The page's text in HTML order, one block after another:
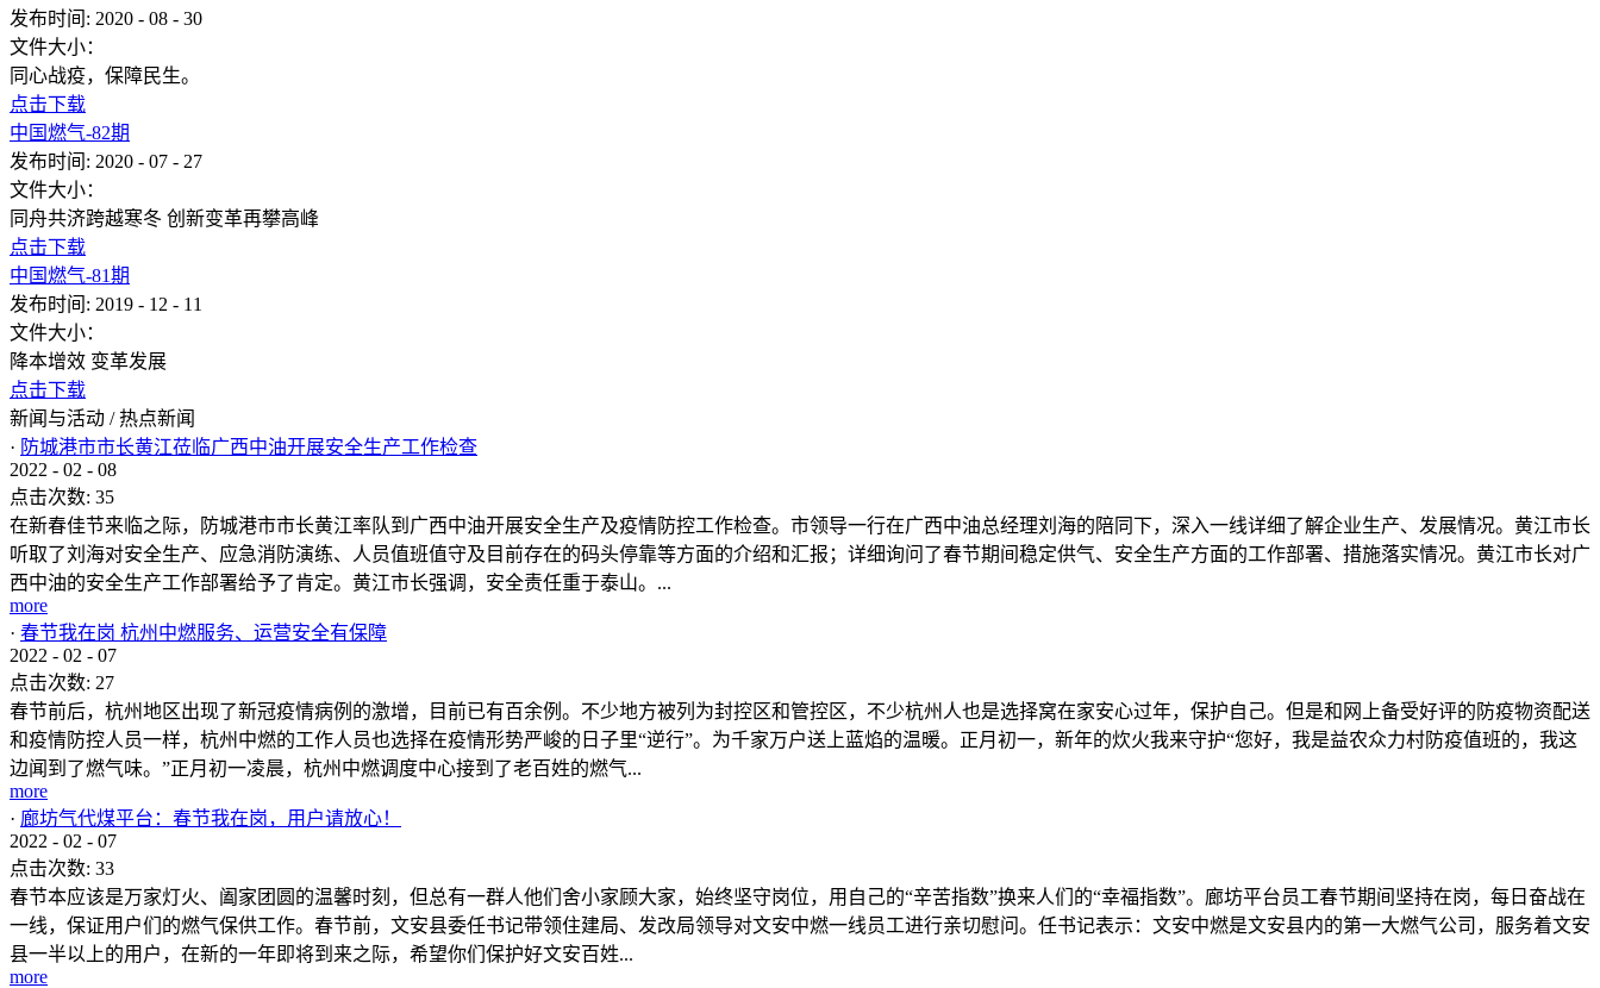
发布时间: 2020 - 08 - 30
文件大小：
同心战疫，保障民生。
点击下载
中国燃气-82期
发布时间: 2020 - 07 - 27
文件大小：
同舟共济跨越寒冬 创新变革再攀高峰
点击下载
中国燃气-81期
发布时间: 2019 - 12 - 11
文件大小：
降本增效 变革发展
点击下载
新闻与活动 / 热点新闻
· 防城港市市长黄江莅临广西中油开展安全生产工作检查
2022 - 02 - 08
点击次数: 35
在新春佳节来临之际，防城港市市长黄江率队到广西中油开展安全生产及疫情防控工作检查。市领导一行在广西中油总经理刘海的陪同下，深入一线详细了解企业生产、发展情况。黄江市长
听取了刘海对安全生产、应急消防演练、人员值班值守及目前存在的码头停靠等方面的介绍和汇报；详细询问了春节期间稳定供气、安全生产方面的工作部署、措施落实情况。黄江市长对广
西中油的安全生产工作部署给予了肯定。黄江市长强调，安全责任重于泰山。...
more
· 春节我在岗 杭州中燃服务、运营安全有保障
2022 - 02 - 07
点击次数: 27
春节前后，杭州地区出现了新冠疫情病例的激增，目前已有百余例。不少地方被列为封控区和管控区，不少杭州人也是选择窝在家安心过年，保护自己。但是和网上备受好评的防疫物资配送
和疫情防控人员一样，杭州中燃的工作人员也选择在疫情形势严峻的日子里“逆行”。为千家万户送上蓝焰的温暖。正月初一，新年的炊火我来守护“您好，我是益农众力村防疫值班的，我这
边闻到了燃气味。”正月初一凌晨，杭州中燃调度中心接到了老百姓的燃气...
more
· 廊坊气代煤平台：春节我在岗，用户请放心！
2022 - 02 - 07
点击次数: 33
春节本应该是万家灯火、阖家团圆的温馨时刻，但总有一群人他们舍小家顾大家，始终坚守岗位，用自己的“辛苦指数”换来人们的“幸福指数”。廊坊平台员工春节期间坚持在岗，每日奋战在
一线，保证用户们的燃气保供工作。春节前，文安县委任书记带领住建局、发改局领导对文安中燃一线员工进行亲切慰问。任书记表示：文安中燃是文安县内的第一大燃气公司，服务着文安
县一半以上的用户，在新的一年即将到来之际，希望你们保护好文安百姓...
more